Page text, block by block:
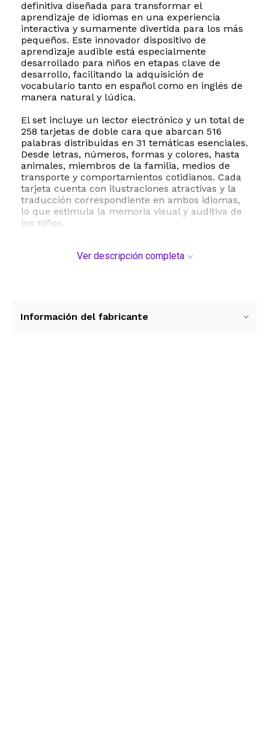
definitiva diseñada para transformar el
aprendizaje de idiomas en una experiencia
interactiva y sumamente divertida para los más
pequeños. Este innovador dispositivo de
aprendizaje audible está especialmente
desarrollado para niños en etapas clave de
desarrollo, facilitando la adquisición de
vocabulario tanto en español como en inglés de
manera natural y lúdica.
El set incluye un lector electrónico y un total de
258 tarjetas de doble cara que abarcan 516
palabras distribuidas en 31 temáticas esenciales.
Desde letras, números, formas y colores, hasta
animales, miembros de la familia, medios de
transporte y comportamientos cotidianos. Cada
tarjeta cuenta con ilustraciones atractivas y la
traducción correspondiente en ambos idiomas,
lo que estimula la memoria visual y auditiva de
los niños.
intuitivo para manos pequeñas: basta con
animales y vehículos, logrando una inmersión
Ver descripción completa
Información del fabricante